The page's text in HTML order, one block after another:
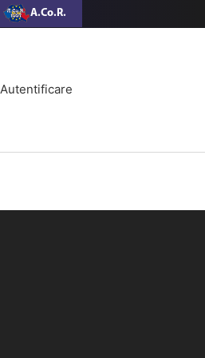
A.Co.R.
Autentificare